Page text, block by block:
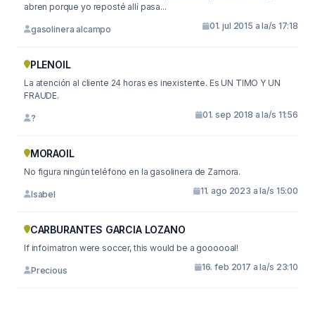
abren porque yo reposté allí pasa...
gasolinera alcampo 01. jul 2015 a la/s 17:18
PLENOIL
La atención al cliente 24 horas es inexistente. Es UN TIMO Y UN
FRAUDE.
? 01. sep 2018 a la/s 11:56
MORAOIL
No figura ningún teléfono en la gasolinera de Zamora.
Isabel 11. ago 2023 a la/s 15:00
CARBURANTES GARCIA LOZANO
If infoimatron were soccer, this would be a goooooal!
Precious 16. feb 2017 a la/s 23:10